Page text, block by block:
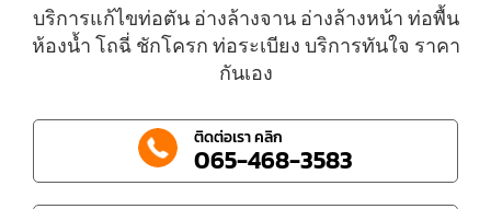
บริการแก้ไขท่อตัน อ่างล้างจาน อ่างล้างหน้า ท่อพื้น
ห้องน้ำ โถฉี่ ชักโครก ท่อระเบียง บริการทันใจ ราคา
กันเอง
ติดต่อเรา คลิก
065-468-3583